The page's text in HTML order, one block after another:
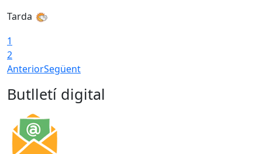
Tarda
1
2
AnteriorSegüent
Butlletí digital